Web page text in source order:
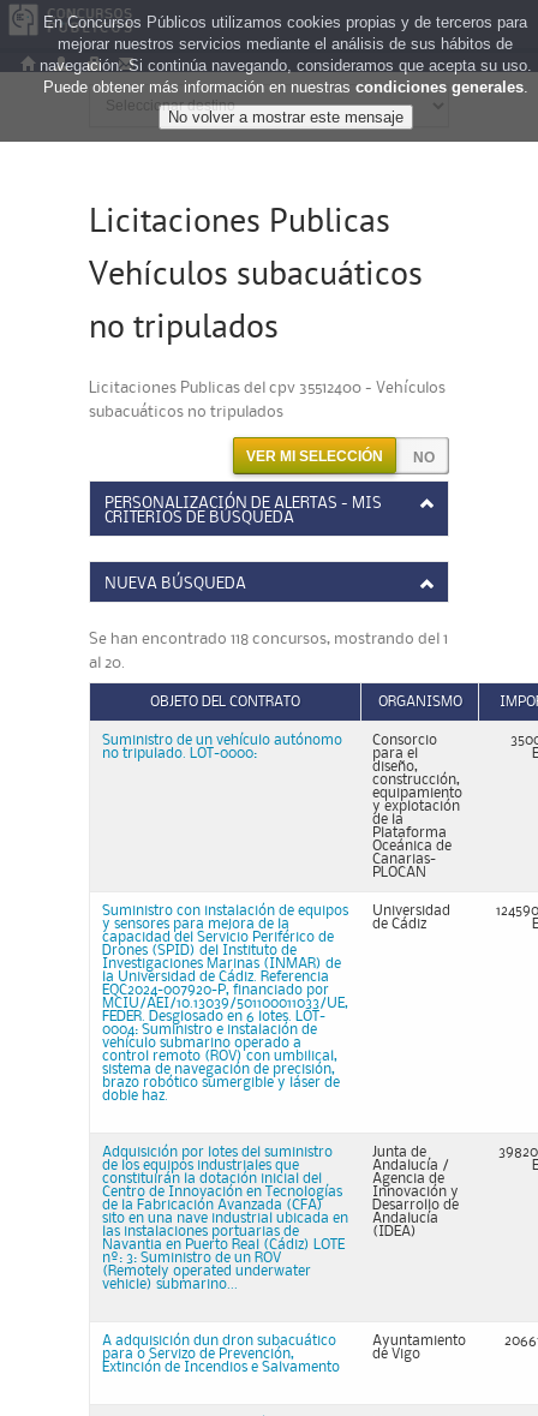
Licitaciones Publicas
Vehículos subacuáticos
no tripulados
Licitaciones Publicas del cpv 35512400 - Vehículos
subacuáticos no tripulados
VER MI SELECCIÓN
PERSONALIZACIÓN DE ALERTAS - MIS
CRITERIOS DE BÚSQUEDA
NUEVA BÚSQUEDA
Se han encontrado 118 concursos, mostrando del 1
al 20.
OBJETO DEL CONTRATO ORGANISMO
Suministro de un vehículo autónomo
no tripulado. LOT-0000:
Consorcio
para el
diseño,
construcción,
equipamiento
y explotación
de la
Plataforma
Oceánica de
Canarias-
PLOCAN
Suministro con instalación de equipos
y sensores para mejora de la
capacidad del Servicio Periférico de
Drones (SPID) del Instituto de
Investigaciones Marinas (INMAR) de
la Universidad de Cádiz. Referencia
EQC2024-007920-P, financiado por
MCIU/AEI/10.13039/501100011033/UE,
FEDER. Desglosado en 6 lotes. LOT-
0004: Suministro e instalación de
vehículo submarino operado a
control remoto (ROV) con umbilical,
sistema de navegación de precisión,
brazo robótico sumergible y láser de
doble haz.
Universidad
de Cádiz
Adquisición por lotes del suministro
de los equipos industriales que
constituirán la dotación inicial del
Centro de Innovación en Tecnologías
de la Fabricación Avanzada (CFA)
sito en una nave industrial ubicada en
las instalaciones portuarias de
Navantia en Puerto Real (Cádiz) LOTE
nº: 3: Suministro de un ROV
(Remotely operated underwater
vehicle) submarino...
Junta de
Andalucía /
Agencia de
Innovación y
Desarrollo de
Andalucía
(IDEA)
A adquisición dun dron subacuático
para o Servizo de Prevención,
Extinción de Incendios e Salvamento
Ayuntamiento
de Vigo
En Concursos Públicos utilizamos cookies propias y de terceros para
mejorar nuestros servicios mediante el análisis de sus hábitos de
navegación. Si continúa navegando, consideramos que acepta su uso.
Puede obtener más información en nuestras condiciones generales.